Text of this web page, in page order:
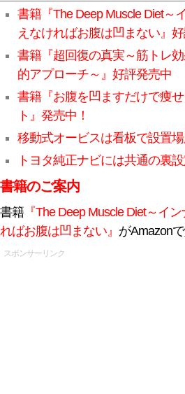
書籍『The Deep Muscle Diet～
えなければお腹は凹まない』
書籍『超回復の真実～筋トレ
的アプローチ～』好評発売中
書籍『お腹を凹ますだけで痩
ト』発売中！
移動式オービスは看板で設置
トヨタ純正ナビには共通の裏
書籍のご案内
書籍『The Deep Muscle Diet～イ
ればお腹は凹まない』 がAmazon
スポンサーリンク